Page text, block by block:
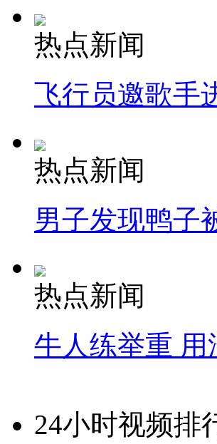
热点新闻
飞行员邀歌手
热点新闻
男子发现鸭子
热点新闻
牛人练举重 用
24小时视频排